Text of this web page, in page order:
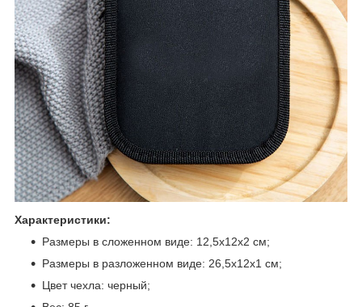
Характеристики:
Размеры в сложенном виде: 12,5х12х2 см;
Размеры в разложенном виде: 26,5х12х1 см;
Цвет чехла: черный;